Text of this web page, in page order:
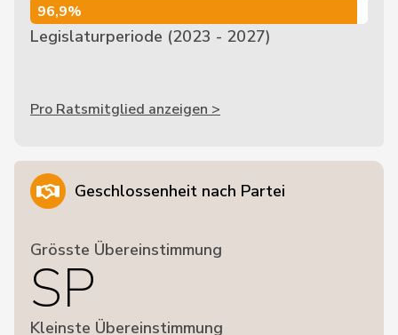
96,9%
96,9%
Legislaturperiode (2023 - 2027)
Pro Ratsmitglied anzeigen >
Geschlossenheit nach Partei
Grösste Übereinstimmung
SP
Kleinste Übereinstimmung